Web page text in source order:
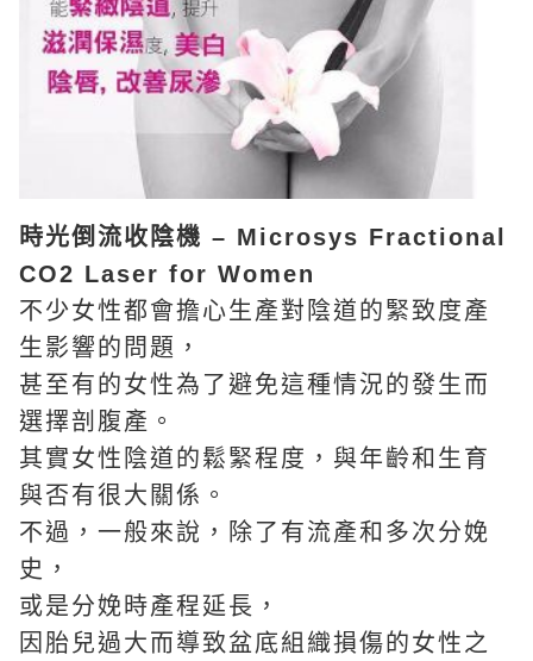
時光倒流收陰機 – Microsys Fractional
CO2 Laser for Women
不少女性都會擔心生產對陰道的緊致度產
生影響的問題，
甚至有的女性為了避免這種情況的發生而
選擇剖腹產。
其實女性陰道的鬆緊程度，與年齡和生育
與否有很大關係。
不過，一般來說，除了有流產和多次分娩
史，
或是分娩時產程延長，
因胎兒過大而導致盆底組織損傷的女性之